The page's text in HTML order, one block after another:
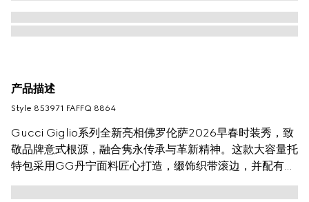
产品描述
Style ‎853971 FAFFQ 8864
Gucci Giglio系列全新亮相佛罗伦萨2026早春时装秀，致
敬品牌意式根源，融合隽永传承与革新精神。这款大容量托
特包采用GG丹宁面料匠心打造，缀饰织带滚边，并配有一
个可拆卸的手拿包。